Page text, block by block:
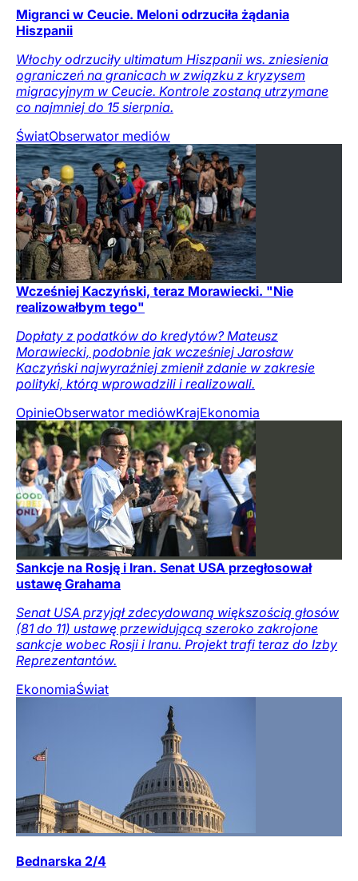
Migranci w Ceucie. Meloni odrzuciła żądania
Hiszpanii
Włochy odrzuciły ultimatum Hiszpanii ws. zniesienia
ograniczeń na granicach w związku z kryzysem
migracyjnym w Ceucie. Kontrole zostaną utrzymane
co najmniej do 15 sierpnia.
ŚwiatObserwator mediów
Wcześniej Kaczyński, teraz Morawiecki. "Nie
realizowałbym tego"
Dopłaty z podatków do kredytów? Mateusz
Morawiecki, podobnie jak wcześniej Jarosław
Kaczyński najwyraźniej zmienił zdanie w zakresie
polityki, którą wprowadzili i realizowali.
OpinieObserwator mediówKrajEkonomia
Sankcje na Rosję i Iran. Senat USA przegłosował
ustawę Grahama
Senat USA przyjął zdecydowaną większością głosów
(81 do 11) ustawę przewidującą szeroko zakrojone
sankcje wobec Rosji i Iranu. Projekt trafi teraz do Izby
Reprezentantów.
EkonomiaŚwiat
Bednarska 2/4